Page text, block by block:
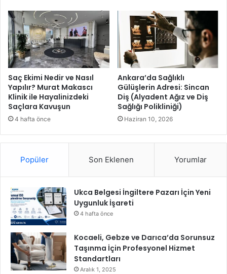
i
a
t
e
t
y
a
r
ı
ş
ı
h
e
y
ç
g
e
s
Saç Ekimi Nedir ve Nasıl
Yapılır? Murat Makascı
Klinik ile Hayalinizdeki
Saçlara Kavuşun
4 hafta önce
Ankara’da Sağlıklı
Gülüşlerin Adresi: Sincan
Diş (Alyadent Ağız ve Diş
Sağlığı Polikliniği)
Haziran 10, 2026
Popüler Son Eklenen Yorumlar
Ukca Belgesi İngiltere Pazarı İçin Yeni
Uygunluk İşareti
4 hafta önce
Kocaeli, Gebze ve Darıca’da Sorunsuz
Taşınma İçin Profesyonel Hizmet
Standartları
Aralık 1, 2025